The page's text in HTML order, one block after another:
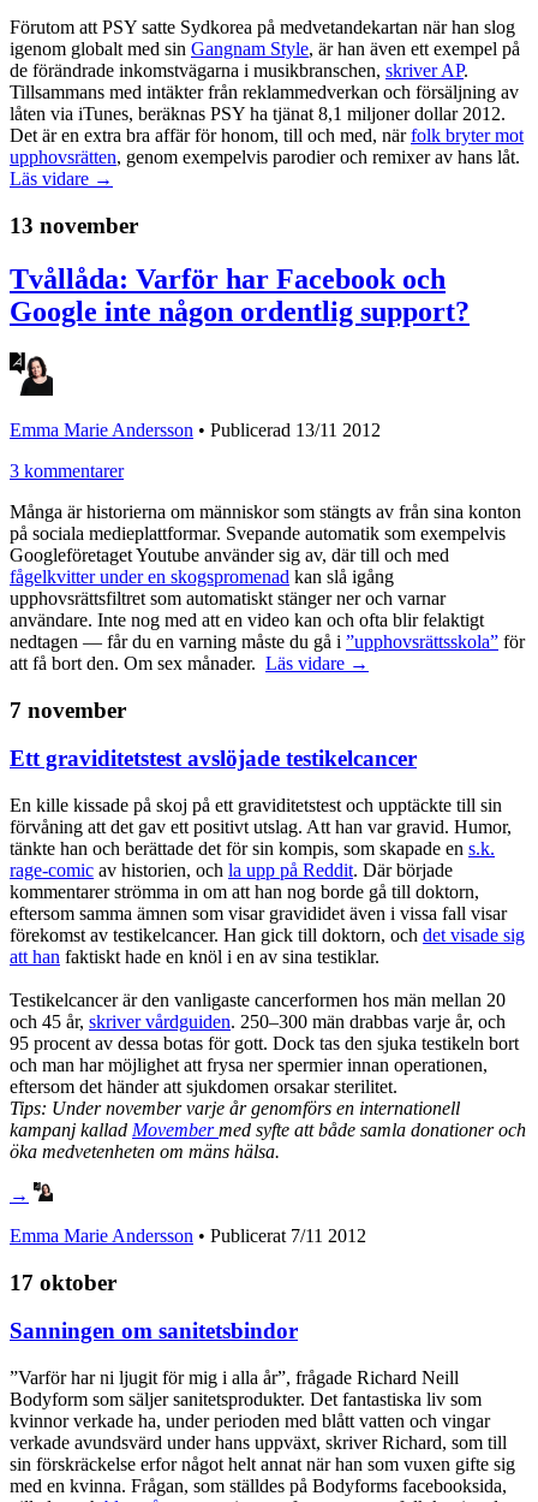
Förutom att PSY satte Sydkorea på medvetandekartan när han slog
igenom globalt med sin Gangnam Style, är han även ett exempel på
de förändrade inkomstvägarna i musikbranschen, skriver AP.
Tillsammans med intäkter från reklammedverkan och försäljning av
låten via iTunes, beräknas PSY ha tjänat 8,1 miljoner dollar 2012.
Det är en extra bra affär för honom, till och med, närfolk bryter mot
upphovsrätten, genom exempelvis parodier och remixer av hans låt.
Läs vidare →
13 november
Tvållåda: Varför har Facebook och
Google inte någon ordentlig support?
Emma Marie Andersson • Publicerad 13/11 2012
3 kommentarer
Många är historierna om människor som stängts av från sina konton
på sociala medieplattformar. Svepande automatik som exempelvis
Googleföretaget Youtube använder sig av, där till och med
fågelkvitter under en skogspromenad kan slå igång
upphovsrättsfiltret som automatiskt stänger ner och varnar
användare. Inte nog med att en video kan och ofta blir felaktigt
nedtagen — får du en varning måste du gå i ”upphovsrättsskola” för
att få bort den. Om sex månader. Läs vidare →
7 november
Ett graviditetstest avslöjade testikelcancer
En kille kissade på skoj på ett graviditetstest och upptäckte till sin
förvåning att det gav ett positivt utslag. Att han var gravid. Humor,
tänkte han och berättade det för sin kompis, som skapade en s.k.
rage-comic av historien, och la upp på Reddit. Där började
kommentarer strömma in om att han nog borde gå till doktorn,
eftersom samma ämnen som visar gravididet även i vissa fall visar
förekomst av testikelcancer. Han gick till doktorn, och det visade sig
att han faktiskt hade en knöl i en av sina testiklar.
Testikelcancer är den vanligaste cancerformen hos män mellan 20
och 45 år, skriver vårdguiden. 250–300 män drabbas varje år, och
95 procent av dessa botas för gott. Dock tas den sjuka testikeln bort
och man har möjlighet att frysa ner spermier innan operationen,
eftersom det händer att sjukdomen orsakar sterilitet.
Tips: Under november varje år genomförs en internationell
kampanj kallad Movembermed syfte att både samla donationer och
öka medvetenheten om mäns hälsa.
→
Emma Marie Andersson • Publicerat 7/11 2012
17 oktober
Sanningen om sanitetsbindor
”Varför har ni ljugit för mig i alla år”, frågade Richard Neill
Bodyform som säljer sanitetsprodukter. Det fantastiska liv som
kvinnor verkade ha, under perioden med blått vatten och vingar
verkade avundsvärd under hans uppväxt, skriver Richard, som till
sin förskräckelse erfor något helt annat när han som vuxen gifte sig
med en kvinna. Frågan, som ställdes på Bodyforms facebooksida,